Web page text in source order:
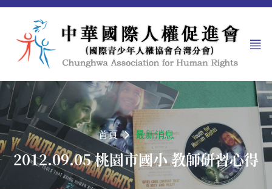
首頁 最新消息
2012.09.05 桃園市國小 教師研習心得